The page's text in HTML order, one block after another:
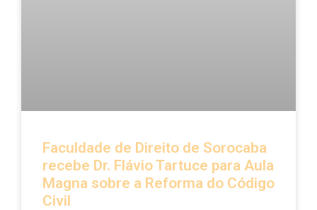
Faculdade de Direito de Sorocaba
recebe Dr. Flávio Tartuce para Aula
Magna sobre a Reforma do Código
Civil